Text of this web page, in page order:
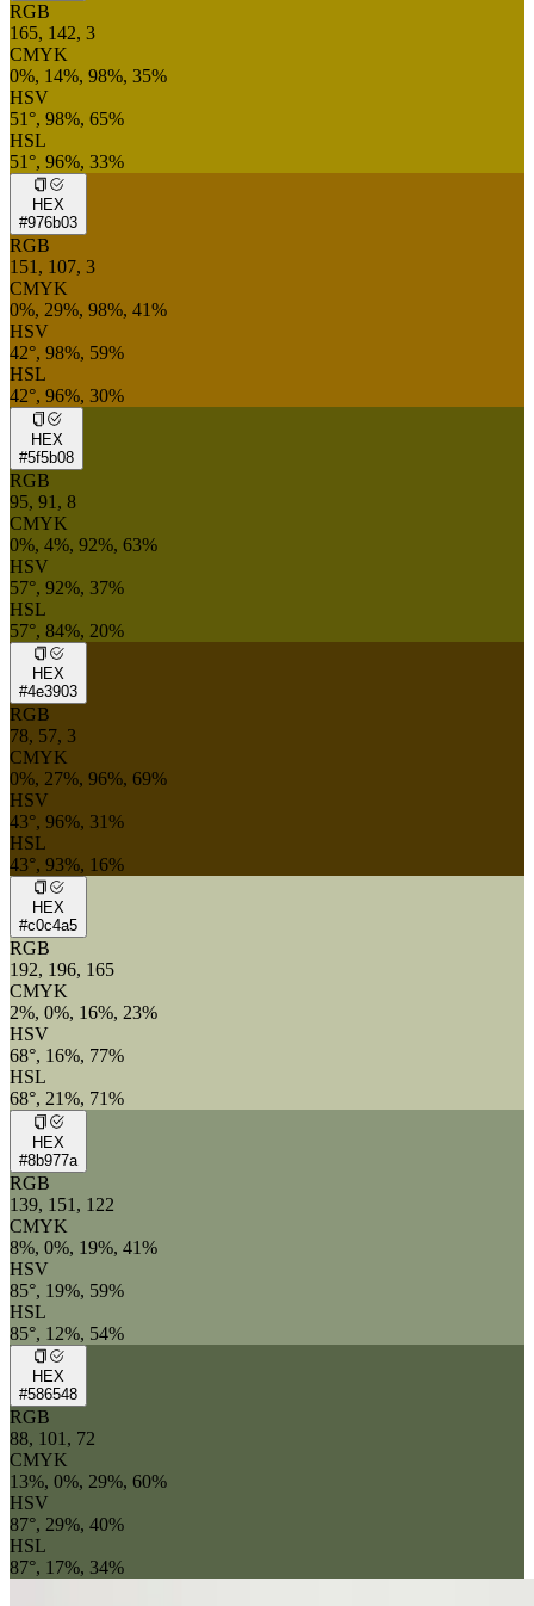
RGB
165, 142, 3
CMYK
0%, 14%, 98%, 35%
HSV
51°, 98%, 65%
HSL
51°, 96%, 33%
HEX
#976b03
RGB
151, 107, 3
CMYK
0%, 29%, 98%, 41%
HSV
42°, 98%, 59%
HSL
42°, 96%, 30%
HEX
#5f5b08
RGB
95, 91, 8
CMYK
0%, 4%, 92%, 63%
HSV
57°, 92%, 37%
HSL
57°, 84%, 20%
HEX
#4e3903
RGB
78, 57, 3
CMYK
0%, 27%, 96%, 69%
HSV
43°, 96%, 31%
HSL
43°, 93%, 16%
HEX
#c0c4a5
RGB
192, 196, 165
CMYK
2%, 0%, 16%, 23%
HSV
68°, 16%, 77%
HSL
68°, 21%, 71%
HEX
#8b977a
RGB
139, 151, 122
CMYK
8%, 0%, 19%, 41%
HSV
85°, 19%, 59%
HSL
85°, 12%, 54%
HEX
#586548
RGB
88, 101, 72
CMYK
13%, 0%, 29%, 60%
HSV
87°, 29%, 40%
HSL
87°, 17%, 34%